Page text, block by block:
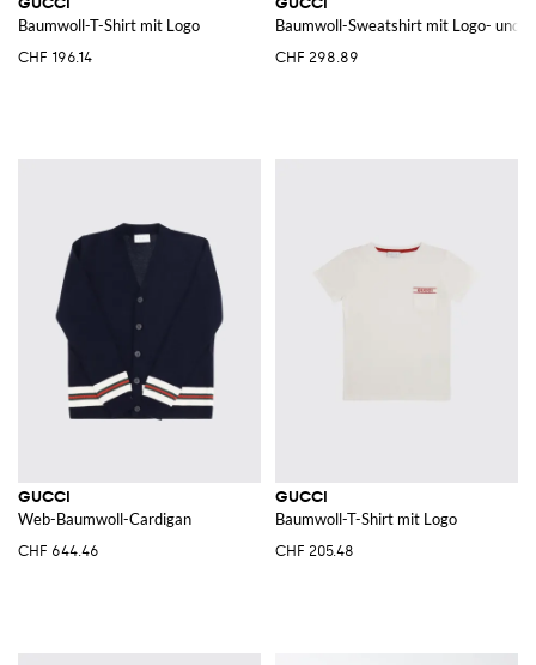
Baumwoll-T-Shirt mit Logo
CHF 196.14
Baumwoll-Sweatshirt mit Logo- und
CHF 298.89
GUCCI
Web-Baumwoll-Cardigan
CHF 644.46
GUCCI
Baumwoll-T-Shirt mit Logo
CHF 205.48